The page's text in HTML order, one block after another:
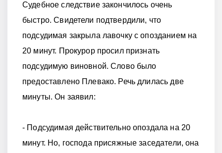
Судебное следствие закончилось очень
быстро. Свидетели подтвердили, что
подсудимая закрыла лавочку с опозданием на
20 минут. Прокурор просил признать
подсудимую виновной. Слово было
предоставлено Плевако. Речь длилась две
минуты. Он заявил:
- Подсудимая действительно опоздала на 20
минут. Но, господа присяжные заседатели, она